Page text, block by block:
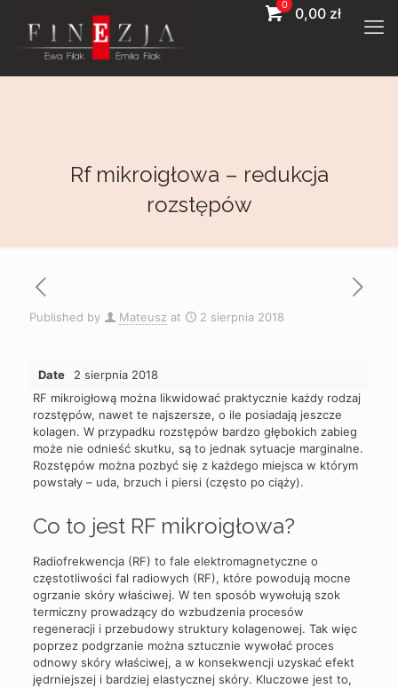
0 0,00 zł
rf mikroigłowa – redukcja
rozstępów
Published by Mateusz at 2 sierpnia 2018
Date
2 sierpnia 2018
RF mikroigłową można likwidować praktycznie każdy rodzaj
rozstępów, nawet te najszersze, o ile posiadają jeszcze
kolagen. W przypadku rozstępów bardzo głębokich zabieg
może nie odnieść skutku, są to jednak sytuacje marginalne.
Rozstępów można pozbyć się z każdego miejsca w którym
powstały – uda, brzuch i piersi (często po ciąży).
Co to jest RF mikroigłowa?
Radiofrekwencja (RF) to fale elektromagnetyczne o
częstotliwości fal radiowych (RF), które powodują mocne
ogrzanie skóry właściwej. W ten sposób wywołują szok
termiczny prowadzący do wzbudzenia procesów
regeneracji i przebudowy struktury kolagenowej. Tak więc
poprzez podgrzanie można sztucznie wywołać proces
odnowy skóry właściwej, a w konsekwencji uzyskać efekt
jędrniejszej i bardziej elastycznej skóry. Kluczowe jest to,